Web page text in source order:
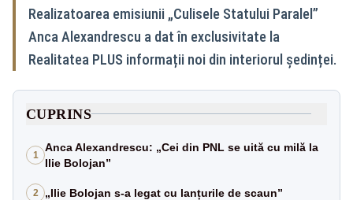
Realizatoarea emisiunii „Culisele Statului Paralel”
Anca Alexandrescu a dat în exclusivitate la
Realitatea PLUS informații noi din interiorul ședinței.
CUPRINS
1
Anca Alexandrescu: „Cei din PNL se uită cu milă la
Ilie Bolojan”
2 „Ilie Bolojan s-a legat cu lanțurile de scaun”